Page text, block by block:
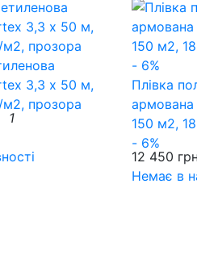
3,3 х 50 м,
м2, прозора
1
Плівка
150 м2,
- 6%
12 450
Немає в